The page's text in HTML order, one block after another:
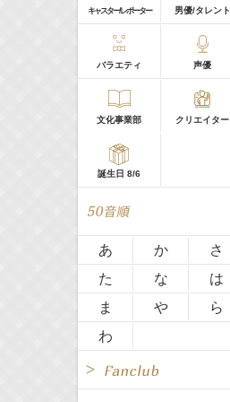
雑誌 ミュージック
映画
TV
All TV
Radio Web
Radio Web
キャスター/レポーター 男優/タレント
バラエティ 声優
文化事業部 クリエイター
誕生日 8/6
あ か
さ
た
な
は
ま
や
ら
わ